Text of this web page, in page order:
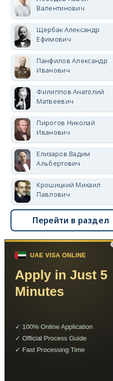
Валентинович
Щербак Александр
Ефимович
Панфилов Александр
Иванович
Филиппов Анатолий
Матвеевич
Пирогов Николай
Иванович
Елизаров Вадим
Альбертович
Крошицкий Михаил
Павлович
Перейти в раздел